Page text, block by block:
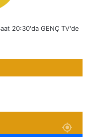
20:30'da GENÇ TV'de